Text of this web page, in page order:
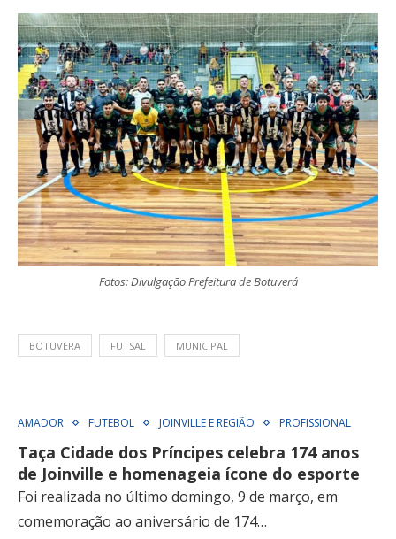
Fotos: Divulgação Prefeitura de Botuverá
BOTUVERA FUTSAL MUNICIPAL
AMADOR FUTEBOL JOINVILLE E REGIÃO PROFISSIONAL
Taça Cidade dos Príncipes celebra 174 anos
de Joinville e homenageia ícone do esporte
Foi realizada no último domingo, 9 de março, em
comemoração ao aniversário de 174…